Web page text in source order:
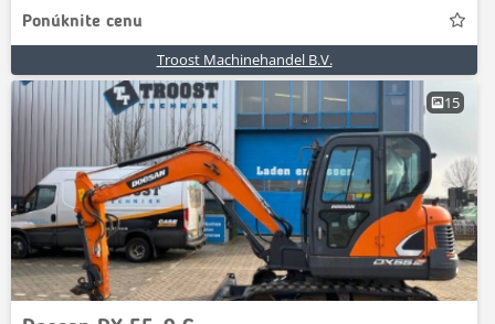
Ponúknite cenu
Troost Machinehandel B.V.
15